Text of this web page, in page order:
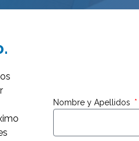
Nombre y Apellidos